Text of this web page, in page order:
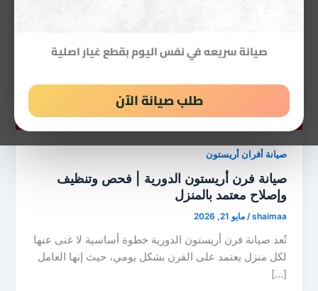
صيانة سريعه في نفس اليوم بقطع غيار اصلية
طلب صيانة الآن
صيانة أفران أريستون
صيانة فرن أريستون الدورية | فحص وتنظيف
وإصلاح معتمد بالمنزل
shaimaa
/مايو 21, 2026
تُعد صيانة فرن أريستون الدورية خطوة أساسية لا غنى عنها
لكل منزل يعتمد على الفرن بشكل يومي، حيث إنها العامل
[…]